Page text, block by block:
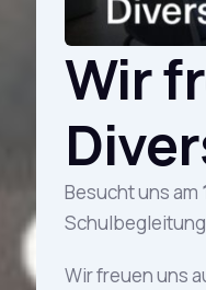
Wir
Besucht uns am
Wir freuen uns